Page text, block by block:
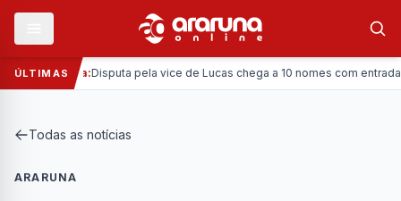
ÚLTIMAS
Política: Disputa pela vice de Lucas chega a 10 nomes com entrada
Todas as notícias
ARARUNA